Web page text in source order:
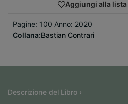
Aggiungi alla
Pagine: 100 Anno: 2020
Collana:Bastian Contrari
Descrizione del Libro ›